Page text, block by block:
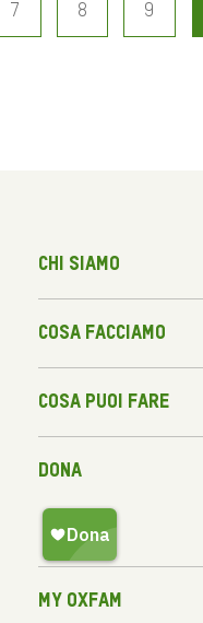
7 8 9
Chi siamo
Cosa facciamo
Cosa puoi fare
Dona
My Oxfam